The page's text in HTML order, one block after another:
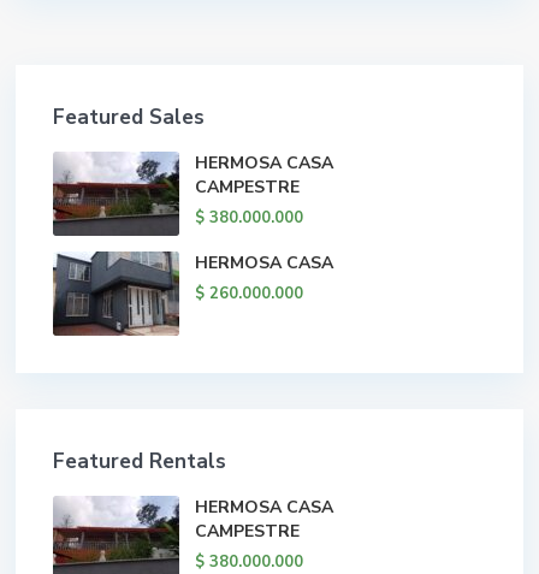
Featured Sales
HERMOSA CASA
CAMPESTRE
$ 380.000.000
HERMOSA CASA
$ 260.000.000
Featured Rentals
HERMOSA CASA
CAMPESTRE
$ 380.000.000